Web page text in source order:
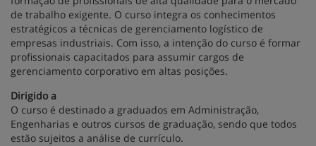
de trabalho exigente. O curso integra os conhecimentos
estratégicos a técnicas de gerenciamento logístico de
empresas industriais. Com isso, a intenção do curso é formar
profissionais capacitados para assumir cargos de
gerenciamento corporativo em altas posições.
Dirigido a
O curso é destinado a graduados em Administração,
Engenharias e outros cursos de graduação, sendo que todos
estão sujeitos a análise de currículo.